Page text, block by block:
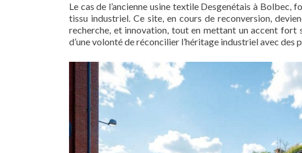
Le cas de l’ancienne usine textile Desgenétais à
tissu industriel. Ce site, en cours de reconversion,
recherche, et innovation, tout en mettant un accent
d’une volonté de réconcilier l’héritage industriel avec des